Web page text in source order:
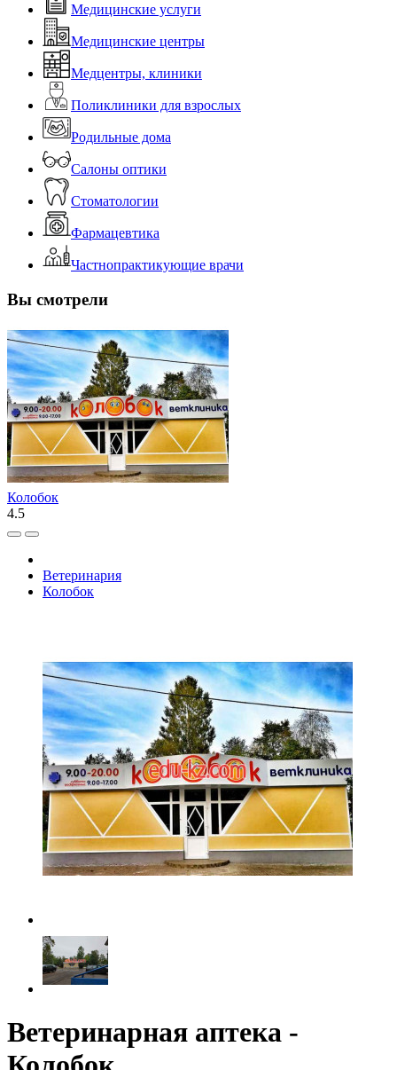
Медицинские услуги
Медицинские центры
Медцентры, клиники
Поликлиники для взрослых
Родильные дома
Салоны оптики
Стоматологии
Фармацевтика
Частнопрактикующие врачи
Вы смотрели
Колобок
4.5
Ветеринария
Колобок
Ветеринарная аптека -